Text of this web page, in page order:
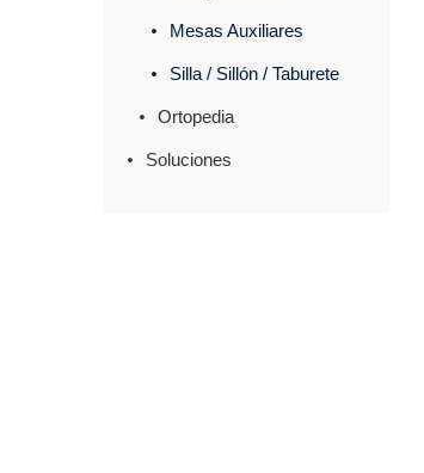
Mesas Auxiliares
Silla / Sillón / Taburete
Ortopedia
Soluciones